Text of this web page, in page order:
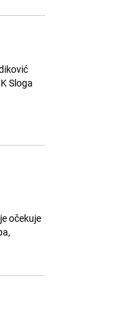
Sloga
očekuje